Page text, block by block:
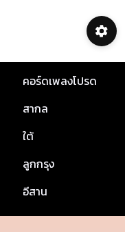
คอร์ดเพลงโปรด
สากล
ใต้
ลูกกรุง
อีสาน